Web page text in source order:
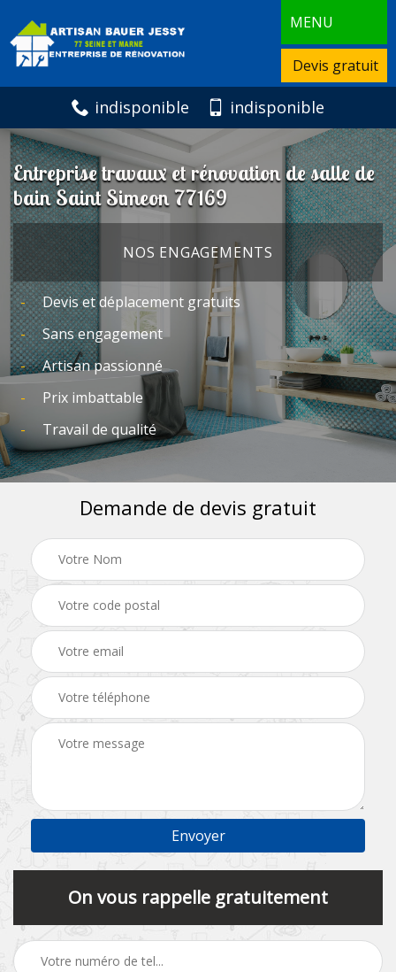
MENU
Devis gratuit
indisponible indisponible
Entreprise travaux et rénovation de salle de
bain Saint Simeon 77169
NOS ENGAGEMENTS
Devis et déplacement gratuits
Sans engagement
Artisan passionné
Prix imbattable
Travail de qualité
Demande de devis gratuit
On vous rappelle gratuitement